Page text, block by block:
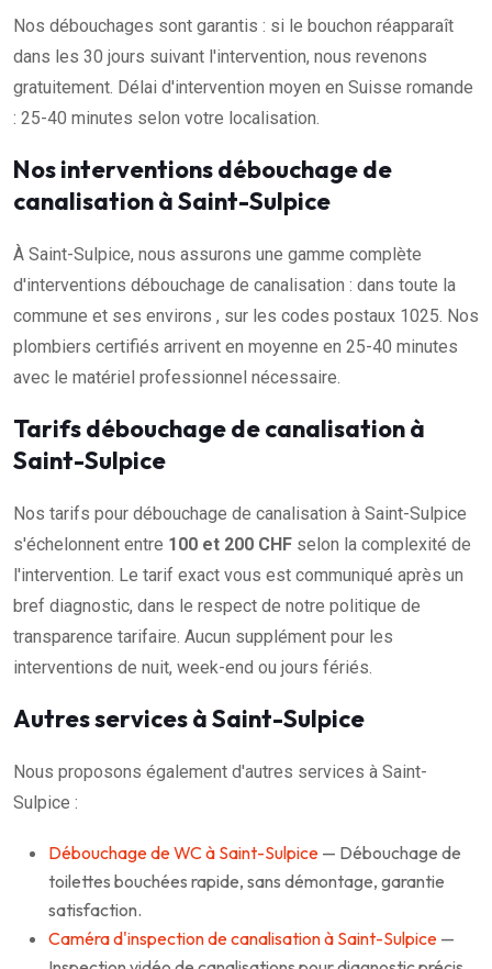
Nos débouchages sont garantis : si le bouchon réapparaît
dans les 30 jours suivant l'intervention, nous revenons
gratuitement. Délai d'intervention moyen en Suisse romande
: 25-40 minutes selon votre localisation.
Nos interventions débouchage de
canalisation à Saint-Sulpice
À Saint-Sulpice, nous assurons une gamme complète
d'interventions débouchage de canalisation : dans toute la
commune et ses environs , sur les codes postaux 1025. Nos
plombiers certifiés arrivent en moyenne en 25-40 minutes
avec le matériel professionnel nécessaire.
Tarifs débouchage de canalisation à
Saint-Sulpice
Nos tarifs pour débouchage de canalisation à Saint-Sulpice
s'échelonnent entre 100 et 200 CHF selon la complexité de
l'intervention. Le tarif exact vous est communiqué après un
bref diagnostic, dans le respect de notre politique de
transparence tarifaire. Aucun supplément pour les
interventions de nuit, week-end ou jours fériés.
Autres services à Saint-Sulpice
Nous proposons également d'autres services à Saint-
Sulpice :
Débouchage de WC à Saint-Sulpice — Débouchage de
toilettes bouchées rapide, sans démontage, garantie
satisfaction.
Caméra d'inspection de canalisation à Saint-Sulpice —